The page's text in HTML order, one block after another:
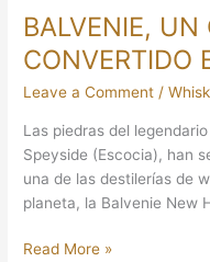
BALVENIE, UN
CONVERTIDO
Leave a Comment /
Las piedras del
Speyside (Escocia), han
una de las destilerías de
planeta, la Balvenie New
Read More »